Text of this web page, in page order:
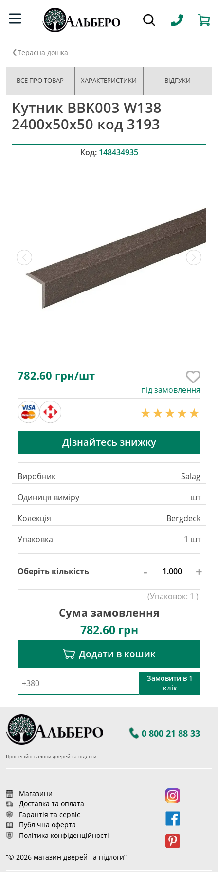
Терасна дошка
ВСЕ ПРО ТОВАР ХАРАКТЕРИСТИКИ ВІДГУКИ
Кутник BBK003 W138
2400x50x50 код 3193
Код: 148434935
782.60 грн/шт
під замовлення
Дізнайтесь знижку
Виробник
Salag
Одиниця виміру
шт
Колекція
Bergdeck
Упаковка
1 шт
Оберіть кількість - +
(Упаковок: 1 )
Сума замовлення
782.60грн
Додати в кошик
Замовити в 1
клік
0 800 21 88 33
Професійні салони дверей та підлоги
Магазини
Доставка та оплата
Гарантія та сервіс
Публічна оферта
Політика конфіденційності
“© 2026 магазин дверей та підлоги”